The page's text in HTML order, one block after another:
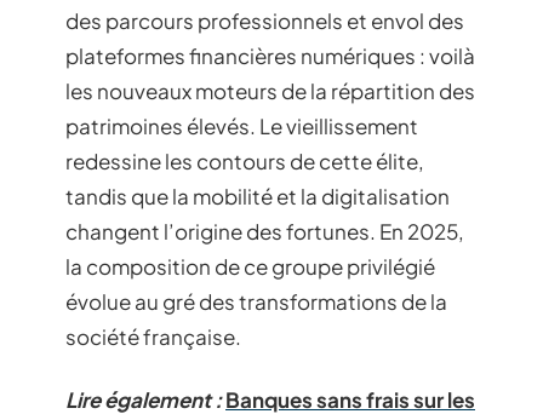
des parcours professionnels et envol des
plateformes financières numériques : voilà
les nouveaux moteurs de la répartition des
patrimoines élevés. Le vieillissement
redessine les contours de cette élite,
tandis que la mobilité et la digitalisation
changent l’origine des fortunes. En 2025,
la composition de ce groupe privilégié
évolue au gré des transformations de la
société française.
Lire également :Banques sans frais sur les